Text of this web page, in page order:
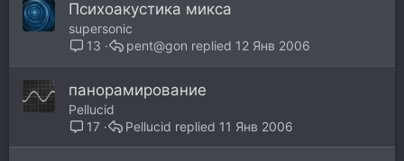
Психоакустика микса
supersonic
13
12 Янв 2006
pent@gon
панорамирование
Pellucid
17
11 Янв 2006
Pellucid